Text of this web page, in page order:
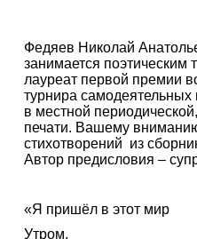
Федяев Николай
занимается поэтическим
лауреат первой премии
турнира
в местной
печати. Вашему
стихотворений из
Автор предисловия –
«Я пришёл в этот мир
Утром,